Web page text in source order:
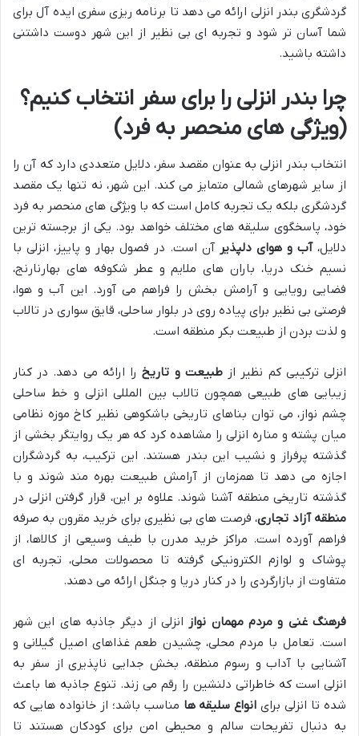
گردشگری بندر انزلی ارائه می دهد تا برنامه ریزی سفری ایده آل برای
شما آسان تر شود و تجربه ای بی نظیر از این شهر دوست داشتنی
داشته باشید.
چرا بندر انزلی را برای سفر انتخاب کنیم؟
(ویژگی های منحصر به فرد)
انتخاب بندر انزلی به عنوان مقصد سفر، دلایل متعددی دارد که آن را
از سایر شهرهای شمالی متمایز می کند. این شهر، نه تنها یک مقصد
گردشگری بلکه یک تجربه کامل است که با ویژگی های منحصر به فرد
خود، پاسخگوی سلیقه های مختلف خواهد بود. یکی از برجسته ترین
دلایل،آب و هوای دلپذیر آن است. در فصول بهار و پاییز، انزلی با
نسیم خنک دریا، باران های ملایم و عطر شکوفه های بهارنارنج،
فضایی رویایی و آرامش بخش را فراهم می آورد. این آب و هوا،
فرصتی بی نظیر برای پیاده روی در بلوار ساحلی، قایق سواری در تالاب
و لذت بردن از طبیعت بکر منطقه است.
انزلی ترکیبی کم نظیر ازطبیعت و تاریخرا ارائه می دهد. در کنار
زیبایی های طبیعی همچون تالاب بین المللی انزلی و خط ساحلی
چشم نواز، می توان بناهای تاریخی باشکوهی نظیر کاخ موزه نظامی
میان پشته و مناره انزلی را مشاهده کرد که هر یک روایتگر بخشی از
گذشته پرفراز و نشیب این بندر هستند. این ترکیب، به گردشگران
اجازه می دهد تا همزمان از آرامش طبیعت بهره مند شوند و با
گذشته تاریخی منطقه آشنا شوند. علاوه بر این، قرار گرفتن انزلی در
منطقه آزاد تجاری، فرصت های بی نظیری برای خرید مقرون به صرفه
فراهم آورده است. مراکز خرید مدرن با طیف وسیعی از کالاها، از
پوشاک و لوازم الکترونیکی گرفته تا محصولات محلی، تجربه ای
متفاوت از بازارگردی را در کنار دریا و جنگل ارائه می دهند.
فرهنگ غنی و مردم مهمان نواز انزلی از دیگر جاذبه های این شهر
است. تعامل با مردم محلی، چشیدن طعم غذاهای اصیل گیلانی و
آشنایی با آداب و رسوم منطقه، بخش جدایی ناپذیری از سفر به
انزلی است که خاطراتی دلنشین را رقم می زند. تنوع جاذبه ها باعث
شده تا انزلی برای انواع سلیقه ها مناسب باشد؛ از خانواده هایی که
به دنبال تفریحات سالم و محیطی امن برای کودکان هستند تا